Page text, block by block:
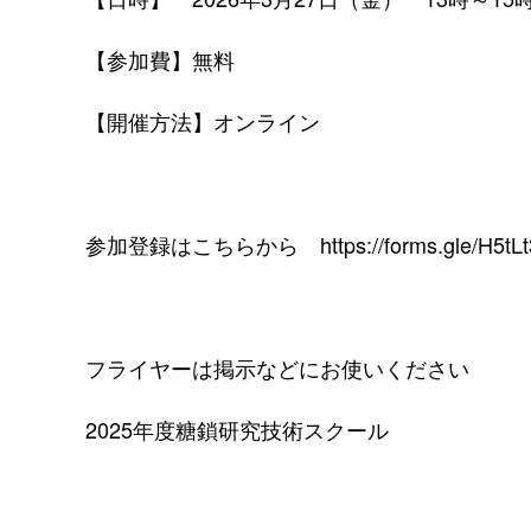
【参加費】無料
【開催方法】オンライン
参加登録はこちらから https://forms.gle/
フライヤーは掲示などにお使いください
2025年度糖鎖研究技術スクール